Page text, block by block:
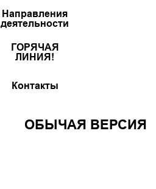
Направления
деятельности
ГОРЯЧАЯ
ЛИНИЯ!
Контакты
ОБЫЧАЯ ВЕРСИЯ